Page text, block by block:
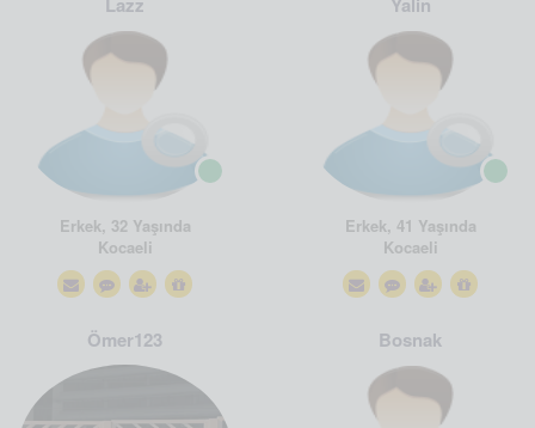
Erkek, 32 Yaşında
Kocaeli
Erkek, 41 Yaşında
Kocaeli
Ömer123 Bosnak